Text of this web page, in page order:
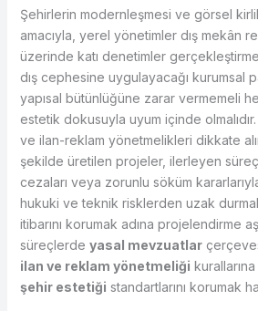
Şehirlerin modernleşmesi ve görsel
amacıyla, yerel yönetimler dış mekân
üzerinde katı denetimler
dış cephesine uygulayacağı kurumsal
yapısal bütünlüğüne zarar vermemeli
estetik dokusuyla uyum içinde
ve ilan-reklam yönetmelikleri dikkate
şekilde üretilen projeler, ilerleyen
cezaları veya zorunlu söküm
hukuki ve teknik risklerden uzak
itibarını korumak adına projelendirme
süreçlerde yasal mevzuatlar
ilan ve reklam yönetmeliği
şehir estetiği standartlarını korumak